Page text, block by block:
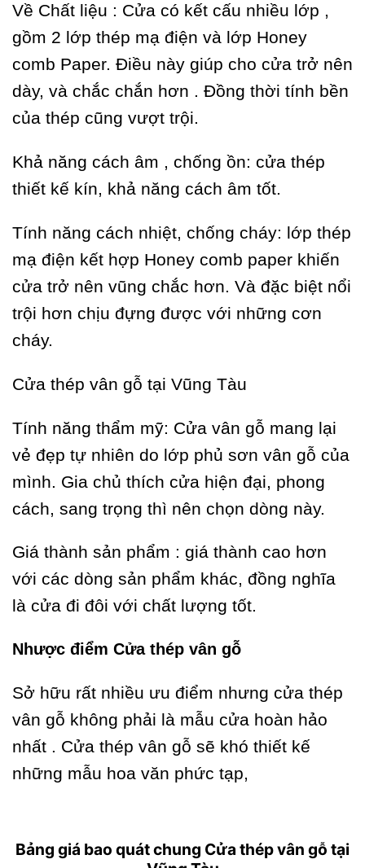
Về Chất liệu : Cửa có kết cấu nhiều lớp ,
gồm 2 lớp thép mạ điện và lớp Honey
comb Paper. Điều này giúp cho cửa trở nên
dày, và chắc chắn hơn . Đồng thời tính bền
của thép cũng vượt trội.
Khả năng cách âm , chống ồn: cửa thép
thiết kế kín, khả năng cách âm tốt.
Tính năng cách nhiệt, chống cháy: lớp thép
mạ điện kết hợp Honey comb paper khiến
cửa trở nên vũng chắc hơn. Và đặc biệt nổi
trội hơn chịu đựng được với những cơn
cháy.
Cửa thép vân gỗ tại Vũng Tàu
Tính năng thẩm mỹ: Cửa vân gỗ mang lại
vẻ đẹp tự nhiên do lớp phủ sơn vân gỗ của
mình. Gia chủ thích cửa hiện đại, phong
cách, sang trọng thì nên chọn dòng này.
Giá thành sản phẩm : giá thành cao hơn
với các dòng sản phẩm khác, đồng nghĩa
là cửa đi đôi với chất lượng tốt.
Nhược điểm Cửa thép vân gỗ
Sở hữu rất nhiều ưu điểm nhưng cửa thép
vân gỗ không phải là mẫu cửa hoàn hảo
nhất . Cửa thép vân gỗ sẽ khó thiết kế
những mẫu hoa văn phức tạp,
Bảng giá bao quát chung Cửa thép vân gỗ tại